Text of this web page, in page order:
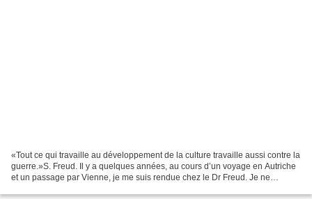
«Tout ce qui travaille au développement de la culture travaille aussi contre la
guerre.»S. Freud. Il y a quelques années, au cours d’un voyage en Autriche
et un passage par Vienne, je me suis rendue chez le Dr Freud. Je ne